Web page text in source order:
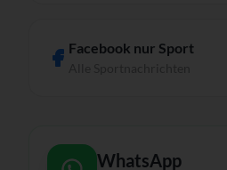
Facebook nur Sport
WhatsApp